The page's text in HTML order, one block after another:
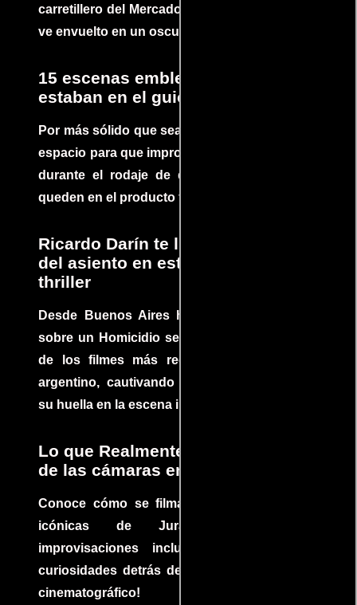
carretillero del Mercado 4 de Asunción que se
ve envuelto en un oscuro mundo de crimen
15 escenas emblemáticas que no
estaban en el guion
Por más sólido que sea un guión siempre hay
espacio para que improvisaciones que se dan
durante el rodaje de determinadas escenas
queden en el producto final.
Ricardo Darín te llevará al borde
del asiento en este increíble
thriller
Desde Buenos Aires hasta el mundo, Tesis
sobre un Homicidio se ha convertido en uno
de los filmes más recomendados del cine
argentino, cautivando audiencias y dejando
su huella en la escena internacional.
Lo que Realmente Sucedió detrás
de las cámaras en Jurassic Park
Conoce cómo se filmaron algunas escenas
icónicas de Jurassic Park, con
improvisaciones incluidas. ¡Descubre las
curiosidades detrás del rodaje de un clásico
cinematográfico!